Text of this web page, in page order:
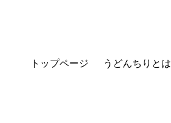
トップページ うどんちりとは